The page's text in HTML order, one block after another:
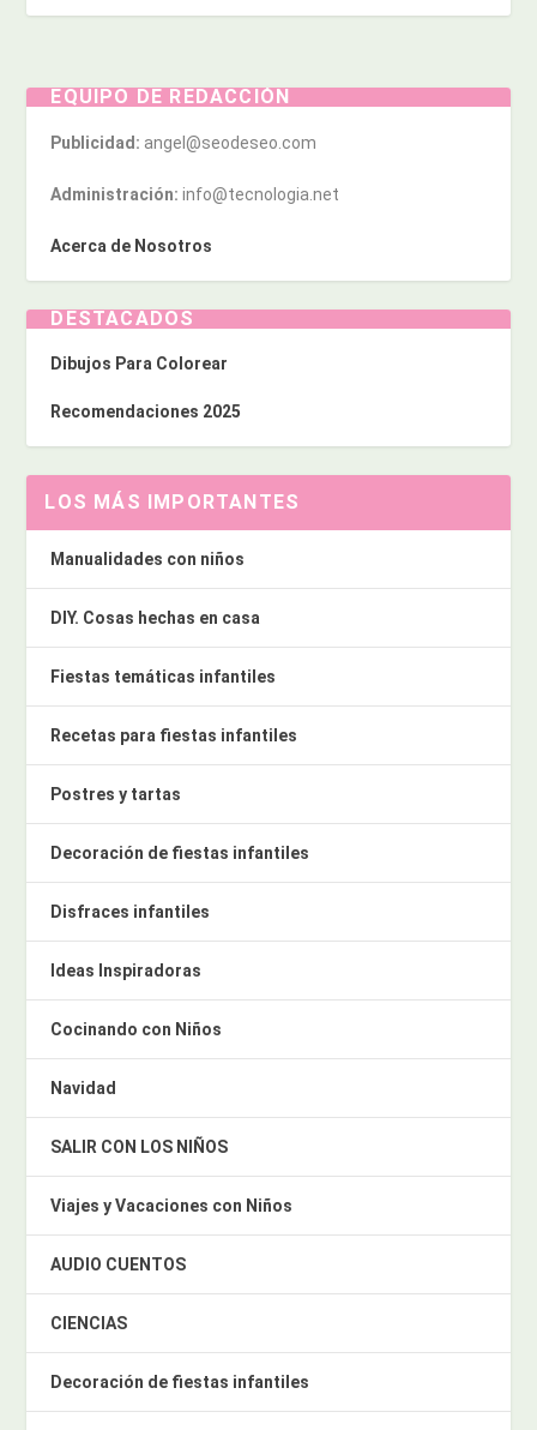
EQUIPO DE REDACCIÓN
Publicidad: angel@seodeseo.com
Administración: info@tecnologia.net
Acerca de Nosotros
DESTACADOS
Dibujos Para Colorear
Recomendaciones 2025
LOS MÁS IMPORTANTES
Manualidades con niños
DIY. Cosas hechas en casa
Fiestas temáticas infantiles
Recetas para fiestas infantiles
Postres y tartas
Decoración de fiestas infantiles
Disfraces infantiles
Ideas Inspiradoras
Cocinando con Niños
Navidad
SALIR CON LOS NIÑOS
Viajes y Vacaciones con Niños
AUDIO CUENTOS
CIENCIAS
Decoración de fiestas infantiles